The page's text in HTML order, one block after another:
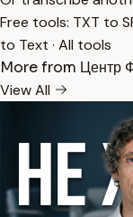
Free tools: TXT to
to Text · All tools
More from Центр
View All